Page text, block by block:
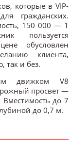
которые в VIP-
гражданских.
150 000 — 1
пользуется
обусловлен
клиента,
так и без.
движком V8
просвет —
до 7
до 0,7 м.